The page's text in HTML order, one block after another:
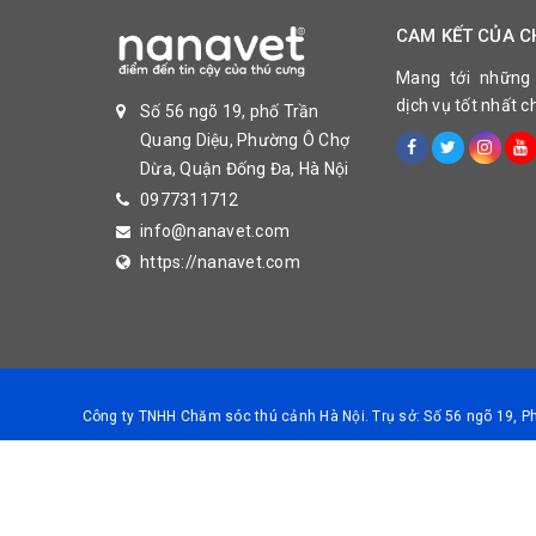
4,1 – 6,0 kg
6,1 – 8 kg
Mèo rất dễ nhiễm giun, do đó cần điều trị cho mèo
Tóm tắt những khuyến cáo khi điều trị như sau:
tháng.
Số 56 ngõ 19, phố Trần
Quang Diệu, Phường Ô Chợ
Dừa, Quận Đống Đa, Hà Nội
0977311712
info@nanavet.com
https://nanavet.com
CAM KẾT CỦA
Mang tới
dịch vụ tốt nhất
Công ty TNHH Chăm sóc thú cảnh Hà Nội. Trụ sở: Số 56 ngõ 19,